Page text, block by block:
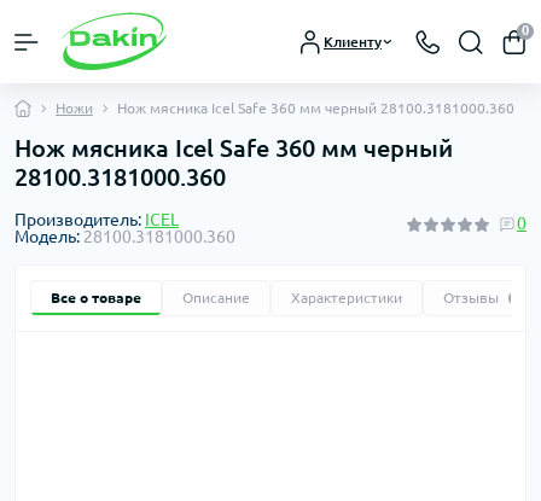
Клиенту
0
Ножи Нож мясника Icel Safe 360 мм черный 28100.3181000.360
Нож мясника Icel Safe 360 мм черный
28100.3181000.360
Производитель: ICEL
Модель: 28100.3181000.360
0
Все о товаре Описание Характеристики Отзывы